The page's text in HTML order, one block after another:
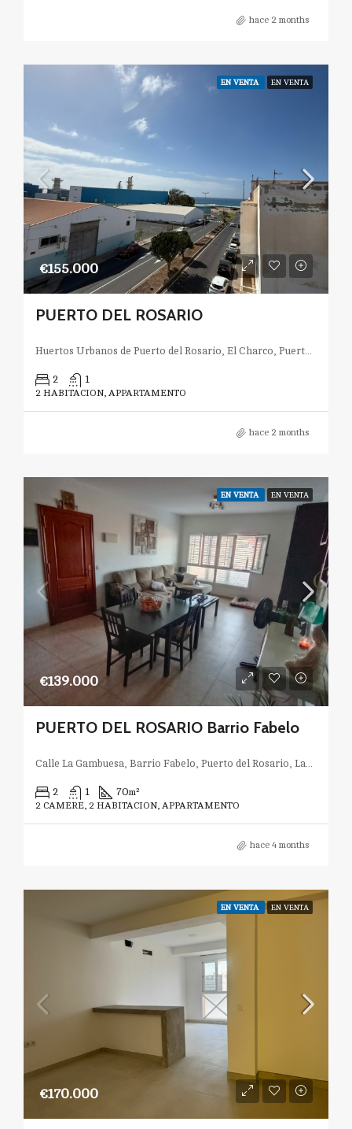
hace 2 months
EN VENTA EN VENTA
€155.000
PUERTO DEL ROSARIO
Huertos Urbanos de Puerto del Rosario, El Charco, Puerto del Rosario, Las Palmas, Canarias, España
2 1
2 HABITACION, APPARTAMENTO
hace 2 months
EN VENTA EN VENTA
€139.000
PUERTO DEL ROSARIO Barrio Fabelo
Calle La Gambuesa, Barrio Fabelo, Puerto del Rosario, Las Palmas, Canarias, 35611, España
2 1 70m²
2 CAMERE, 2 HABITACION, APPARTAMENTO
hace 4 months
EN VENTA EN VENTA
€170.000